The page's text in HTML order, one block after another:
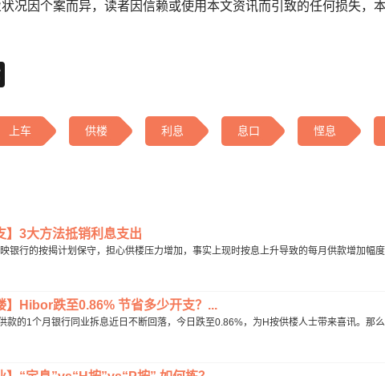
况因个案而异，读者因信赖或使用本文资讯而引致的任何损失，本
上车 供楼 利息 息口 悭息
】3大方法抵销利息支出
银行的按揭计划保守，担心供楼压力增加，事实上现时按息上升导致的每月供款增加幅
】Hibor跌至0.86% 节省多少开支？...
款的1个月银行同业拆息近日不断回落，今日跌至0.86%，为H按供楼人士带来喜讯。那